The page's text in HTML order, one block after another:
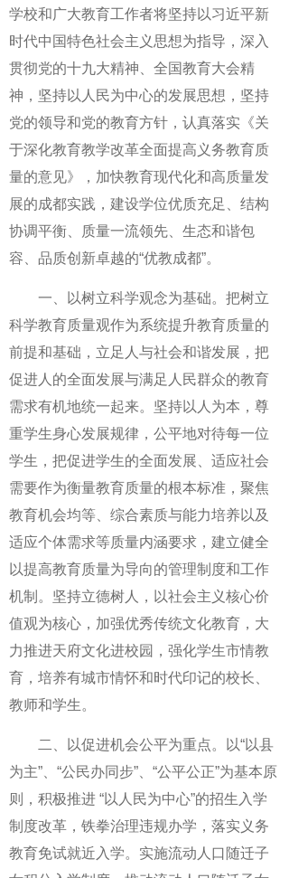
学校和广大教育工作者将坚持以习近平新
时代中国特色社会主义思想为指导，深入
贯彻党的十九大精神、全国教育大会精
神，坚持以人民为中心的发展思想，坚持
党的领导和党的教育方针，认真落实《关
于深化教育教学改革全面提高义务教育质
量的意见》，加快教育现代化和高质量发
展的成都实践，建设学位优质充足、结构
协调平衡、质量一流领先、生态和谐包
容、品质创新卓越的“优教成都”。
一、以树立科学观念为基础。把树立
科学教育质量观作为系统提升教育质量的
前提和基础，立足人与社会和谐发展，把
促进人的全面发展与满足人民群众的教育
需求有机地统一起来。坚持以人为本，尊
重学生身心发展规律，公平地对待每一位
学生，把促进学生的全面发展、适应社会
需要作为衡量教育质量的根本标准，聚焦
教育机会均等、综合素质与能力培养以及
适应个体需求等质量内涵要求，建立健全
以提高教育质量为导向的管理制度和工作
机制。坚持立德树人，以社会主义核心价
值观为核心，加强优秀传统文化教育，大
力推进天府文化进校园，强化学生市情教
育，培养有城市情怀和时代印记的校长、
教师和学生。
二、以促进机会公平为重点。以“以县
为主”、“公民办同步”、“公平公正”为基本原
则，积极推进 “以人民为中心”的招生入学
制度改革，铁拳治理违规办学，落实义务
教育免试就近入学。实施流动人口随迁子